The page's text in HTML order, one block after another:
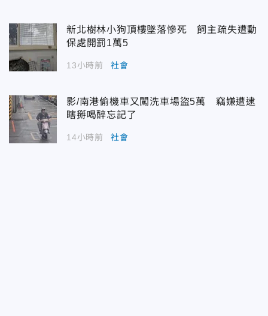
新北樹林小狗頂樓墜落慘死 飼主疏失遭動
保處開罰1萬5
13小時前 社會
影/南港偷機車又闖洗車場盜5萬 竊嫌遭逮
瞎掰喝醉忘記了
14小時前 社會